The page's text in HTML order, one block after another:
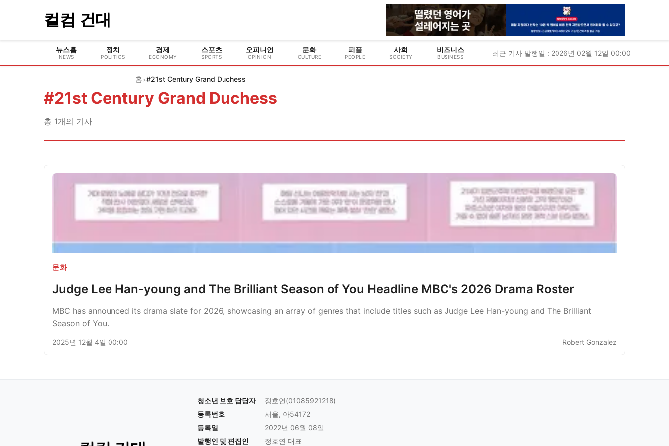
컬컴 건대
뉴스홈
NEWS
정치
POLITICS
경제
ECONOMY
스포츠
SPORTS
오피니언
OPINION
문화
CULTURE
피플
PEOPLE
사회
SOCIETY
비즈니스
BUSINESS 최근 기사 발행일 : 2026년 02월 12일 00:00
홈>#21st Century Grand Duchess
#21st Century Grand Duchess
총 1개의 기사
문화
Judge Lee Han-young and The Brilliant Season of You Headline MBC's 2026 Drama Roster
MBC has announced its drama slate for 2026, showcasing an array of genres that include titles such as Judge Lee Han-young and The Brilliant
Season of You.
2025년 12월 4일 00:00 Robert Gonzalez
청소년 보호 담당자
정호연(01085921218)
등록번호
서울, 아54172
등록일
2022년 06월 08일
발행인 및 편집인
정호연 대표